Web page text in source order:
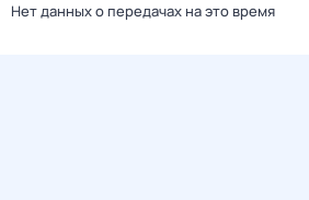
Нет данных о передачах на это время